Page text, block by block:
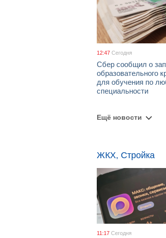
12:47 Сегодня
Сбер сообщил о
образовательного
для обучения по
специальности
Ещё новости
ЖКХ, Стройка
11:17 Сегодня